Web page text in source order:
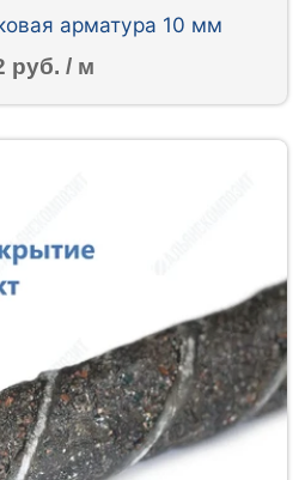
арматура 10 мм
руб. / м